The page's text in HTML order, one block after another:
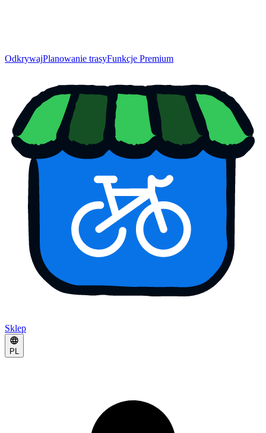
OdkrywajPlanowanie trasyFunkcje Premium
Sklep
PL